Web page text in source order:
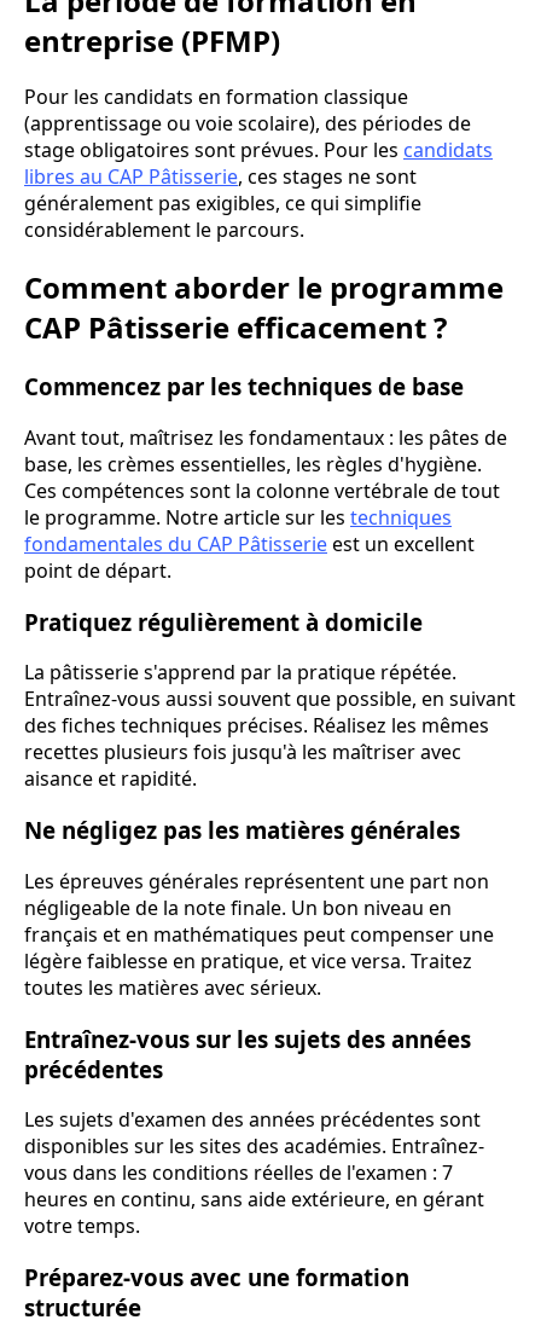
entreprise (PFMP)
Pour les candidats en formation classique
(apprentissage ou voie scolaire), des périodes de
stage obligatoires sont prévues. Pour les candidats
libres au CAP Pâtisserie, ces stages ne sont
généralement pas exigibles, ce qui simplifie
considérablement le parcours.
Comment aborder le programme
CAP Pâtisserie efficacement ?
Commencez par les techniques de base
Avant tout, maîtrisez les fondamentaux : les pâtes de
base, les crèmes essentielles, les règles d'hygiène.
Ces compétences sont la colonne vertébrale de tout
le programme. Notre article sur les techniques
fondamentales du CAP Pâtisserieest un excellent
point de départ.
Pratiquez régulièrement à domicile
La pâtisserie s'apprend par la pratique répétée.
Entraînez-vous aussi souvent que possible, en suivant
des fiches techniques précises. Réalisez les mêmes
recettes plusieurs fois jusqu'à les maîtriser avec
aisance et rapidité.
Ne négligez pas les matières générales
Les épreuves générales représentent une part non
négligeable de la note finale. Un bon niveau en
français et en mathématiques peut compenser une
légère faiblesse en pratique, et vice versa. Traitez
toutes les matières avec sérieux.
Entraînez-vous sur les sujets des années
précédentes
Les sujets d'examen des années précédentes sont
disponibles sur les sites des académies. Entraînez-
vous dans les conditions réelles de l'examen : 7
heures en continu, sans aide extérieure, en gérant
votre temps.
Préparez-vous avec une formation
structurée